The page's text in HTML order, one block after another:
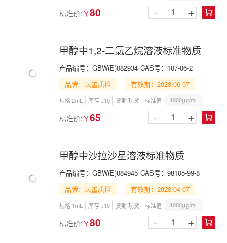
标准价: ￥80 
- +
甲醇中1,2-二氯乙烷溶液标准物质
产品编号： GBW(E)082934 CAS号： 107-06-2
品牌：坛墨质检
有效期：2028-06-07
规格 2mL 库存 ≥10 货期 现货 标准值 1000μg/mL
标准价: ￥65 
- +
甲醇中沙拉沙星溶液标准物质
产品编号： GBW(E)084945 CAS号： 98105-99-8
品牌：坛墨质检
有效期：2028-04-07
规格 1mL 库存 ≥10 货期 现货 标准值 1000μg/mL
标准价: ￥80 
- +